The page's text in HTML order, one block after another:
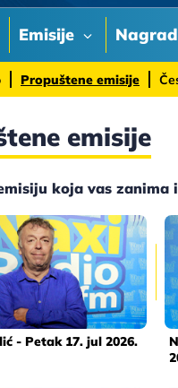
Propuštene emisije
Emisije
emisije
koja vas zanima
- Petak 17. jul 2026.